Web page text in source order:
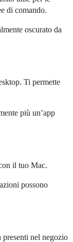
di comando.
oscurato da
Ti permette
più un’app
il tuo Mac.
possono
presenti nel negozio